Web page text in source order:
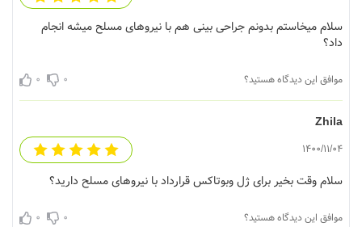
سلام میخاستم بدونم جراحی بینی هم با نیروهای مسلح میشه انجام
داد؟
موافق این دیدگاه هستید؟ 0
0
Zhila
1400/11/04
سلام وقت بخیر برای ژل و‌بوتاکس قرارداد با نیروهای مسلح دارید؟
موافق این دیدگاه هستید؟ 0
0